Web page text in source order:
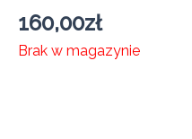
160,00zł
Brak w magazynie